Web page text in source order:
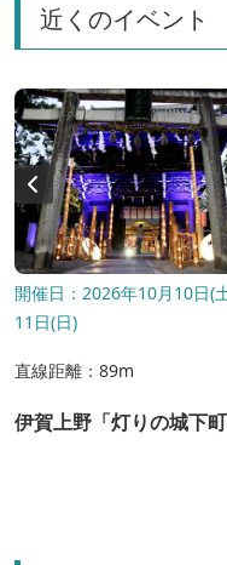
近くのイベント
開催日：2026年10月10日(
11日(日)
直線距離：89m
伊賀上野「灯りの城下町